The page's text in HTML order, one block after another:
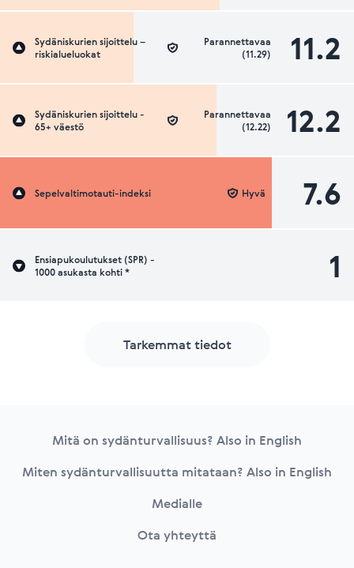
Sydäniskurien sijoittelu –
riskialueluokat
11.2
Parannettavaa
(11.29)
Sydäniskurien sijoittelu -
65+ väestö
12.2
Parannettavaa
(12.22)
Sepelvaltimotauti-indeksi 7.6
Hyvä
Ensiapukoulutukset (SPR) -
1000 asukasta kohti *
1
Tarkemmat tiedot
Mitä on sydänturvallisuus? Also in English
Miten sydänturvallisuutta mitataan? Also in English
Medialle
Ota yhteyttä